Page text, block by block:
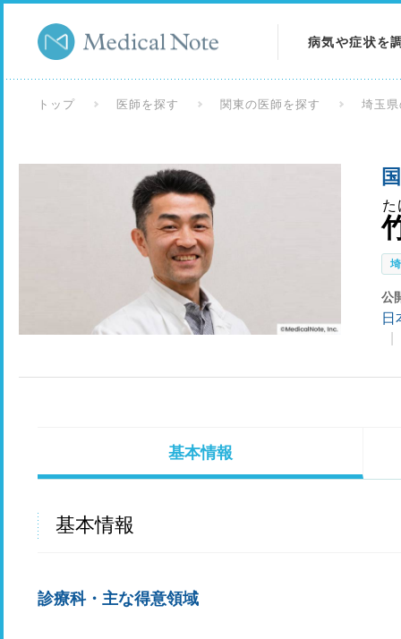
病気や症状を
検査を調べる
トップ 医師を探す 関東の医師を探す 埼玉
た
公
日
基本情報
基本情報
診療科・主な得意領域